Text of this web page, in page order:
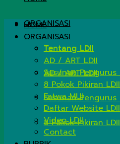
ORGANISASI
Tentang LDII
AD / ART LDII
Susunan Pengurus
8 Pokok Pikiran LDII
HOME
ORGANISASI
Tentang LDII
AD / ART LDII
Susunan Pengurus
8 Pokok Pikiran LDII
Fatwa MUI
Daftar Website LDII
Video LDII
Contact